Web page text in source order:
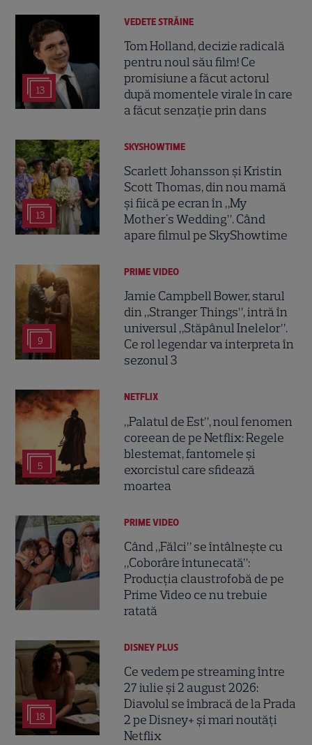
13
VEDETE STRĂINE
Tom Holland, decizie radicală
pentru noul său film! Ce
promisiune a făcut actorul
după momentele virale în care
a făcut senzație prin dans
13
SKYSHOWTIME
Scarlett Johansson și Kristin
Scott Thomas, din nou mamă
și fiică pe ecran în „My
Mother's Wedding”. Când
apare filmul pe SkyShowtime
9
PRIME VIDEO
Jamie Campbell Bower, starul
din „Stranger Things”, intră în
universul „Stăpânul Inelelor”.
Ce rol legendar va interpreta în
sezonul 3
5
NETFLIX
„Palatul de Est”, noul fenomen
coreean de pe Netflix: Regele
blestemat, fantomele și
exorcistul care sfidează
moartea
PRIME VIDEO
Când „Fălci” se întâlnește cu
„Coborâre întunecată”:
Producția claustrofobă de pe
Prime Video ce nu trebuie
ratată
18
DISNEY PLUS
Ce vedem pe streaming între
27 iulie și 2 august 2026:
Diavolul se îmbracă de la Prada
2 pe Disney+ și mari noutăți
Netflix